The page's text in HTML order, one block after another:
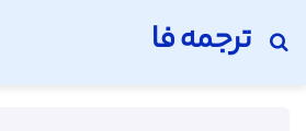
ترجمه فا
جستجو برای